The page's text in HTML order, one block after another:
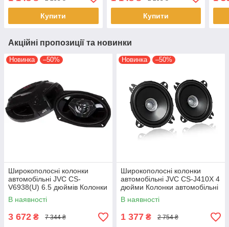
котушкою Чорні
Купити Купити
Акційні пропозиції та новинки
Новинка –50%
Широкополосні колонки
автомобільні JVC CS-
V6938(U) 6.5 дюймів Колонки
автомобільні Акустика
В наявності
3 672 ₴ 7 344 ₴
Новинка –50%
Широкополосні колонки
автомобільні JVC CS-J410X 4
дюйми Колонки автомобільні
Акустика
В наявності
1 377 ₴ 2 754 ₴